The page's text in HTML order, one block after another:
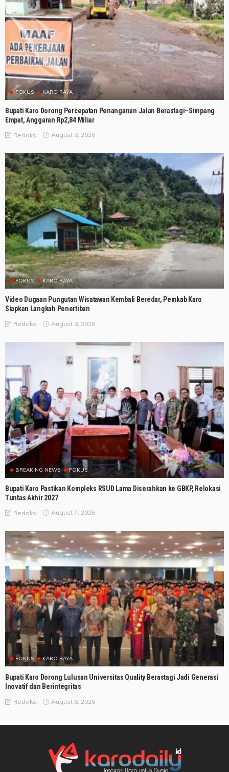
FOKUS KARO RAYA
Bupati Karo Dorong Percepatan Penanganan Jalan Berastagi–Simpang
Empat, Anggaran Rp2,84 Miliar
Redaksi August 8, 2026
FOKUS KARO RAYA
Video Dugaan Pungutan Wisatawan Kembali Beredar, Pemkab Karo
Siapkan Langkah Penertiban
Redaksi August 8, 2026
BREAKING NEWS FOKUS
Bupati Karo Pastikan Kompleks RSUD Lama Diserahkan ke GBKP, Relokasi
Tuntas Akhir 2027
Redaksi August 7, 2026
FOKUS KARO RAYA
Bupati Karo Dorong Lulusan Universitas Quality Berastagi Jadi Generasi
Inovatif dan Berintegritas
Redaksi August 6, 2026